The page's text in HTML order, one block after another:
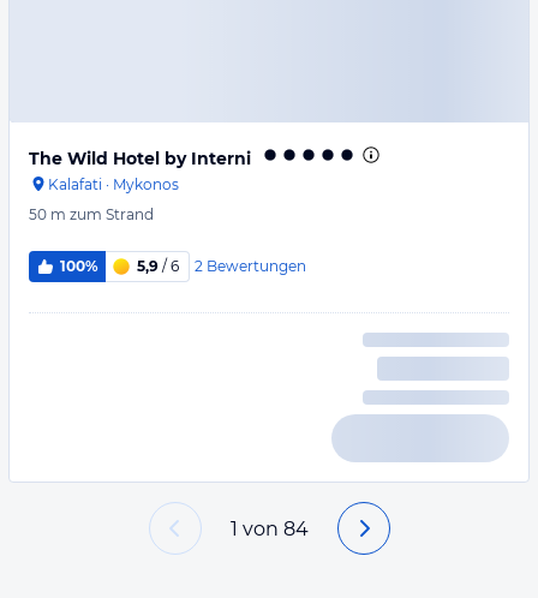
The Wild Hotel by Interni
Kalafati · Mykonos
50 m zum Strand
100% 5,9 / 6 2 Bewertungen
1 von 84